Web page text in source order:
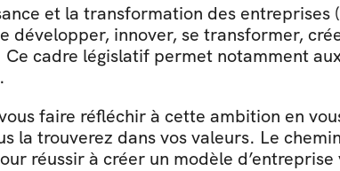
et la transformation des entreprises
développer, innover, se transformer,
cadre législatif permet notamment
faire réfléchir à cette ambition en
la trouverez dans vos valeurs. Le
réussir à créer un modèle